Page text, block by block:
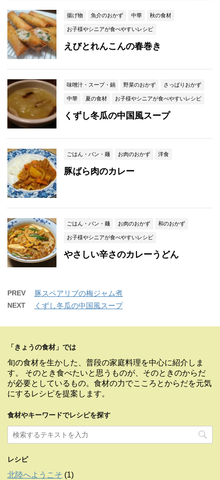
揚げ物 魚介のおかず 中華 秋の食材
お子様やシニアが食べやすいレシピ
えびとれんこんの春巻き
味噌汁・スープ・鍋 野菜のおかず さっぱりおかず
中華 夏の食材 お子様やシニアが食べやすいレシピ
くずし冬瓜の中国風スープ
ごはん・パン・麺 お肉のおかず 洋食
豚ばら肉のカレー
ごはん・パン・麺 お肉のおかず 和のおかず
お子様やシニアが食べやすいレシピ
やさしい辛さのカレーうどん
PREV 豚スペアリブの梅ジャム煮
NEXT くずし冬瓜の中国風スープ
「きょうの食材」では
旬の食材を生かした、普段の家庭料理を中心に紹介しま
す。 そのとき食べたいと思うものが、そのときのからだ
が必要としているもの。食材の力でこころとからだを元気
にするレシピを提案します。
食材やキーワードでレシピを探す
レシピ
北陸へようこそ (1)